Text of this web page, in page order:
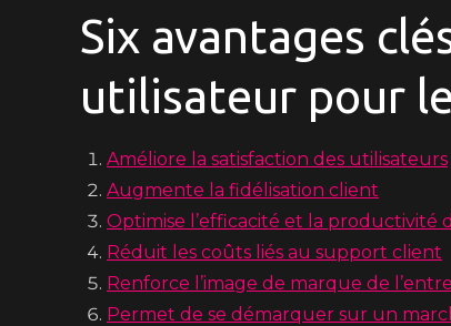
Six avantages
utilisateur pour
Améliore la satisfaction des utilisateurs
Augmente la fidélisation client
Optimise l’efficacité et la productivité
Réduit les coûts liés au support client
Renforce l’image de marque de
Permet de se démarquer sur un